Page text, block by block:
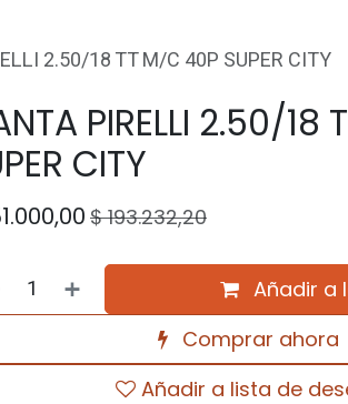
2.50/18 TT M/C 40P SUPER CITY
PIRELLI 2.50/
CITY
$193.232,20
Añadir a
Comprar ahora
Añadir a lista de